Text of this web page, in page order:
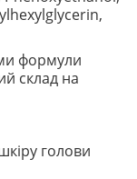
формули
склад на
голови